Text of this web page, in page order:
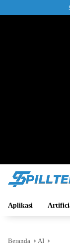
ke
Aplikasi
Beranda AI